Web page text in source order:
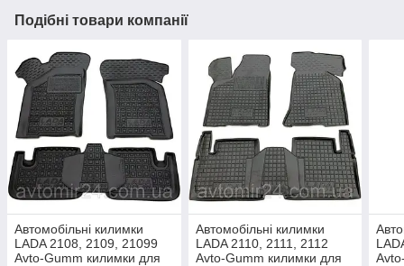
Подібні товари компанії
Автомобільні килимки
LADA 2108, 2109, 21099
Avto-Gumm килимки для
Автомобільні килимки
LADA 2110, 2111, 2112
Avto-Gumm килимки для